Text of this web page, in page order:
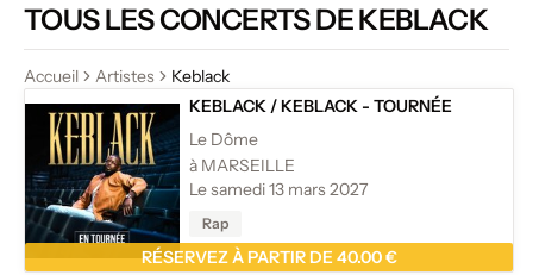
TOUS LES CONCERTS DE KEBLACK
Accueil Artistes
Keblack
KEBLACK /KEBLACK - TOURNÉE
Le Dôme
à MARSEILLE
Le samedi 13 mars 2027
Rap
RÉSERVEZ À PARTIR DE 40.00 €